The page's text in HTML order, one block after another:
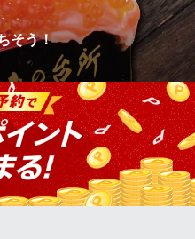
ぜひご堪能ください。
前店
塩小路町849 セレマビル2F
そう！
う」。魚のおいしさの決め手
漁場から産地直送で仕入れて
お客様の距離を縮め、朝獲れ
します。入荷した鮮魚は店内
お値打ち価格にてお届けしま